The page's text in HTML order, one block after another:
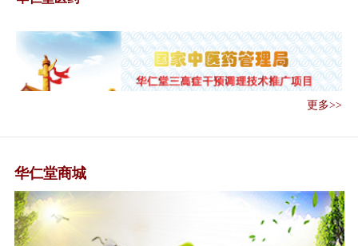
关于在医疗联合体建设中切实加
强中医药工作...
国务院关于实施健康中国行动的
意见
关于印发健康中国行动——癌症
传承精华 守正创新——《中共中
习近平对中医药工作作出重要指
更多>>
华仁堂商城